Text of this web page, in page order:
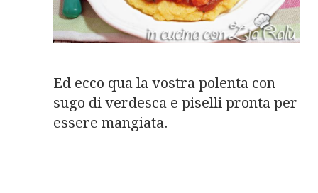
Ed ecco qua la vostra polenta con
sugo di verdesca e piselli pronta per
essere mangiata.